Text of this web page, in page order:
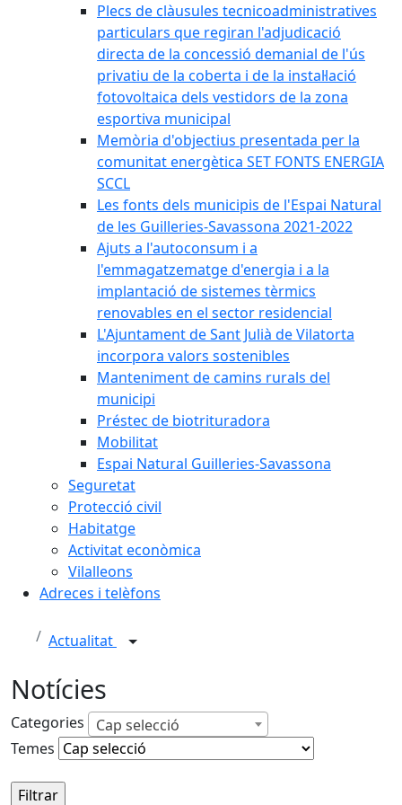
Plecs de clàusules tecnicoadministratives
particulars que regiran l'adjudicació
directa de la concessió demanial de l'ús
privatiu de la coberta i de la instal·lació
fotovoltaica dels vestidors de la zona
esportiva municipal
Memòria d'objectius presentada per la
comunitat energètica SET FONTS ENERGIA
SCCL
Les fonts dels municipis de l'Espai Natural
de les Guilleries-Savassona 2021-2022
Ajuts a l'autoconsum i a
l'emmagatzematge d'energia i a la
implantació de sistemes tèrmics
renovables en el sector residencial
L'Ajuntament de Sant Julià de Vilatorta
incorpora valors sostenibles
Manteniment de camins rurals del
municipi
Préstec de biotrituradora
Mobilitat
Espai Natural Guilleries-Savassona
Seguretat
Protecció civil
Habitatge
Activitat econòmica
Vilalleons
Adreces i telèfons
Actualitat
Notícies
Categories
Cap selecció
Temes